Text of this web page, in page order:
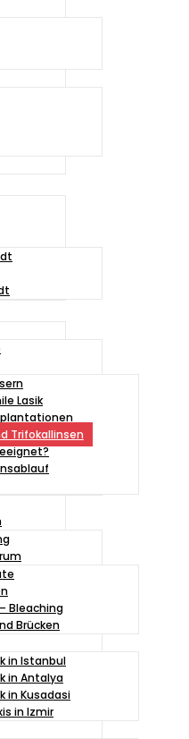
Lasik
Trifokallinsen
Bleaching
Brücken
in Istanbul
in Antalya
in Kusadasi
in Izmir